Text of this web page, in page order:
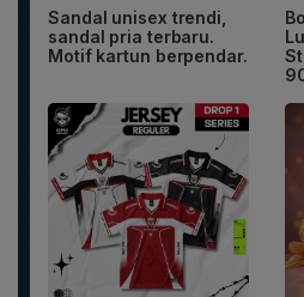
Sandal unisex trendi,
sandal pria terbaru.
Motif kartun berpendar.